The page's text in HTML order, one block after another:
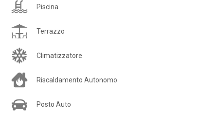
Piscina
Terrazzo
Climatizzatore
Riscaldamento Autonomo
Posto Auto